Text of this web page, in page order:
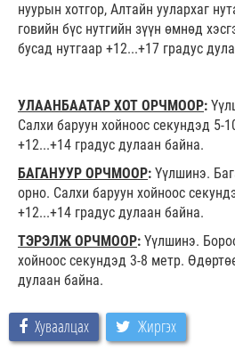
нуурын хотгор, Алтайн уулархаг
говийн бүс нутгийн зүүн өмнөд
бусад нутгаар +12...+17 градус
УЛААНБААТАР ХОТ ОРЧМООР:
Салхи баруун хойноос секундэд 5-
+12...+14 градус дулаан байна.
БАГАНУУР ОРЧМООР: Үүлшинэ.
орно. Салхи баруун хойноос
+12...+14 градус дулаан байна.
ТЭРЭЛЖ ОРЧМООР: Үүлшинэ.
хойноос секундэд 3-8 метр.
дулаан байна.
Хуваалцах Жиргэх